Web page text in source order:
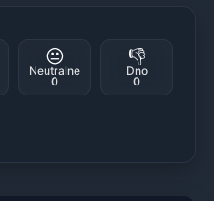
😐
Neutralne
0
👎
Dno
0